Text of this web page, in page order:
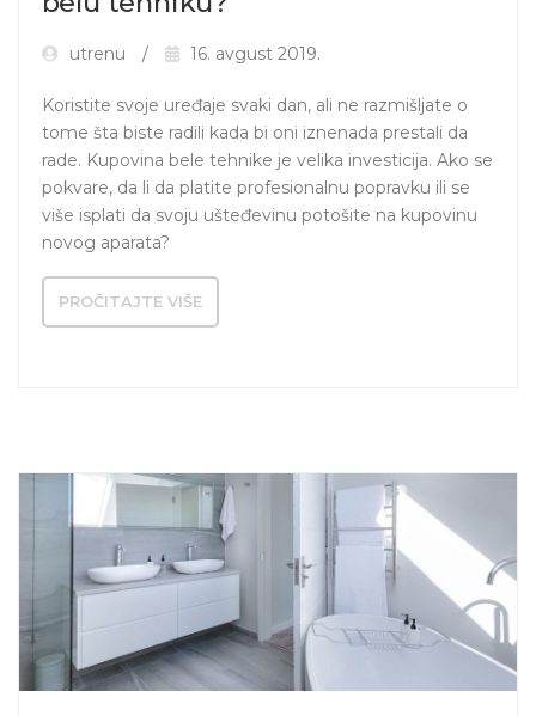
utrenu 16. avgust 2019.
Koristite svoje uređaje svaki dan, ali ne razmišljate o
tome šta biste radili kada bi oni iznenada prestali da
rade. Kupovina bele tehnike je velika investicija. Ako se
pokvare, da li da platite profesionalnu popravku ili se
više isplati da svoju ušteđevinu potošite na kupovinu
novog aparata?
PROČITAJTE VIŠE